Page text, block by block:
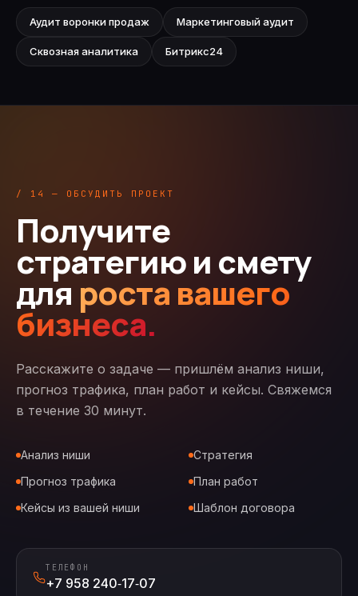
Аудит воронки продаж Маркетинговый аудит
Сквозная аналитика Битрикс24
/ 14 — ОБСУДИТЬ ПРОЕКТ
Получите
стратегию и смету
для роста вашего
бизнеса.
Расскажите о задаче — пришлём анализ ниши,
прогноз трафика, план работ и кейсы. Свяжемся
в течение 30 минут.
Анализ ниши
Стратегия
Прогноз трафика
План работ
Кейсы из вашей ниши
Шаблон договора
ТЕЛЕФОН
+7 958 240‑17‑07